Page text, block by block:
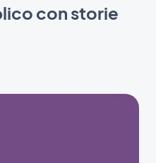
con storie